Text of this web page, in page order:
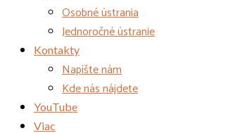
Osobné ústrania
Jednoročné ústranie
Kontakty
Napíšte nám
Kde nás nájdete
YouTube
Viac